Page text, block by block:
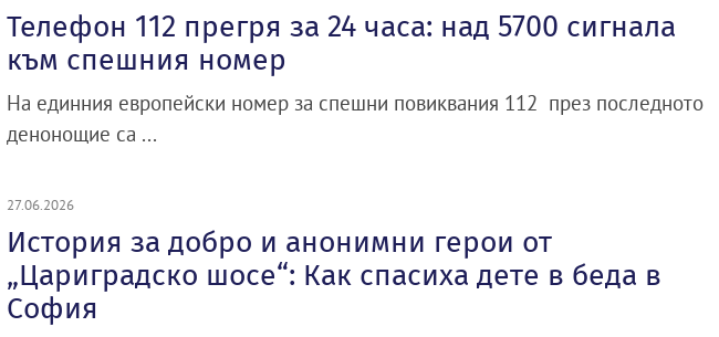
Телефон 112 прегря за 24 часа: над 5700 сигнала
към спешния номер
На единния европейски номер за спешни повиквания 112 през последното
денонощие са ...
27.06.2026
История за добро и анонимни герои от
„Цариградско шосе“: Как спасиха дете в беда в
София